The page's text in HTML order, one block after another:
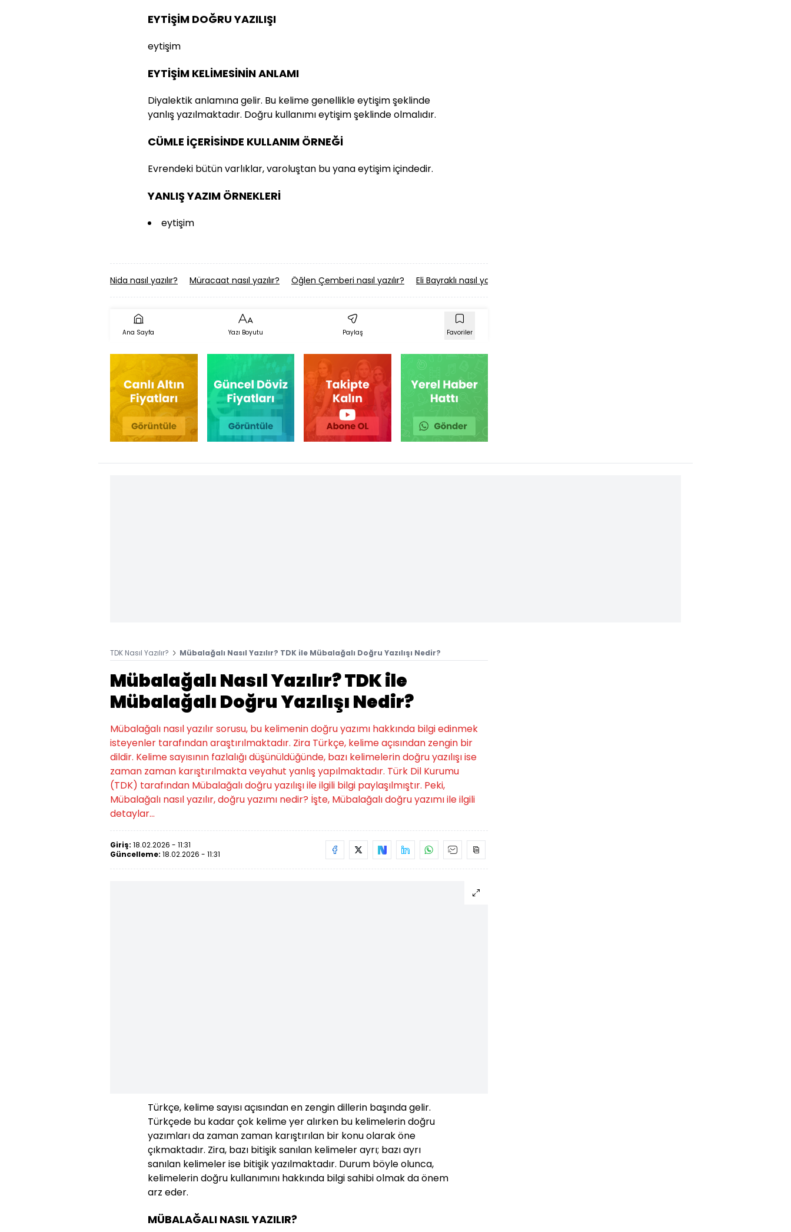
EYTİŞİM DOĞRU YAZILIŞI
eytişim
EYTİŞİM KELİMESİNİN ANLAMI
Diyalektik anlamına gelir. Bu kelime genellikle eytişim şeklinde
yanlış yazılmaktadır. Doğru kullanımı eytişim şeklinde olmalıdır.
CÜMLE İÇERİSİNDE KULLANIM ÖRNEĞİ
Evrendeki bütün varlıklar, varoluştan bu yana eytişim içindedir.
YANLIŞ YAZIM ÖRNEKLERİ
eytişim
Nida nasıl yazılır? Müracaat nasıl yazılır? Öğlen Çemberi nasıl yazılır? Eli Bayraklı nasıl yazılır?
Ana Sayfa Yazı Boyutu Paylaş Favoriler
TDK Nasıl Yazılır? Mübalağalı Nasıl Yazılır? TDK ile Mübalağalı Doğru Yazılışı Nedir?
Mübalağalı Nasıl Yazılır? TDK ile
Mübalağalı Doğru Yazılışı Nedir?
Mübalağalı nasıl yazılır sorusu, bu kelimenin doğru yazımı hakkında bilgi edinmek
isteyenler tarafından araştırılmaktadır. Zira Türkçe, kelime açısından zengin bir
dildir. Kelime sayısının fazlalığı düşünüldüğünde, bazı kelimelerin doğru yazılışı ise
zaman zaman karıştırılmakta veyahut yanlış yapılmaktadır. Türk Dil Kurumu
(TDK) tarafından Mübalağalı doğru yazılışı ile ilgili bilgi paylaşılmıştır. Peki,
Mübalağalı nasıl yazılır, doğru yazımı nedir? İşte, Mübalağalı doğru yazımı ile ilgili
detaylar...
Giriş: 18.02.2026 - 11:31
Güncelleme: 18.02.2026 - 11:31
Türkçe, kelime sayısı açısından en zengin dillerin başında gelir.
Türkçede bu kadar çok kelime yer alırken bu kelimelerin doğru
yazımları da zaman zaman karıştırılan bir konu olarak öne
çıkmaktadır. Zira, bazı bitişik sanılan kelimeler ayrı; bazı ayrı
sanılan kelimeler ise bitişik yazılmaktadır. Durum böyle olunca,
kelimelerin doğru kullanımını hakkında bilgi sahibi olmak da önem
arz eder.
MÜBALAĞALI NASIL YAZILIR?